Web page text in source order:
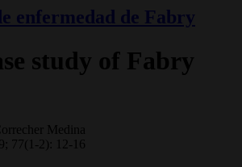
enfermedad de Fabry
study of Fabry
Medina
77(1-2): 12-16